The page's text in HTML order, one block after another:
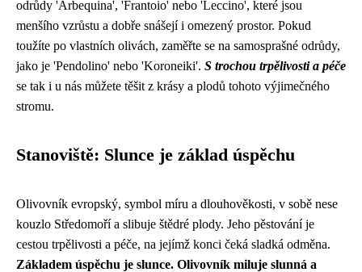
odrůdy 'Arbequina', 'Frantoio' nebo 'Leccino', které jsou
menšího vzrůstu a dobře snášejí i omezený prostor. Pokud
toužíte po vlastních olivách, zaměřte se na samosprašné odrůdy,
jako je 'Pendolino' nebo 'Koroneiki'. S trochou trpělivosti a péče
se tak i u nás můžete těšit z krásy a plodů tohoto výjimečného
stromu.
Stanoviště: Slunce je základ úspěchu
Olivovník evropský, symbol míru a dlouhověkosti, v sobě nese
kouzlo Středomoří a slibuje štědré plody. Jeho pěstování je
cestou trpělivosti a péče, na jejímž konci čeká sladká odměna.
Základem úspěchu je slunce. Olivovník miluje slunná a